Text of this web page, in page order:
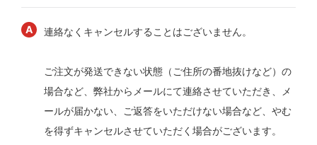
連絡なくキャンセルすることはございません。
ご注文が発送できない状態（ご住所の番地抜けなど）の
場合など、弊社からメールにて連絡させていただき、メ
ールが届かない、ご返答をいただけない場合など、やむ
を得ずキャンセルさせていただく場合がございます。